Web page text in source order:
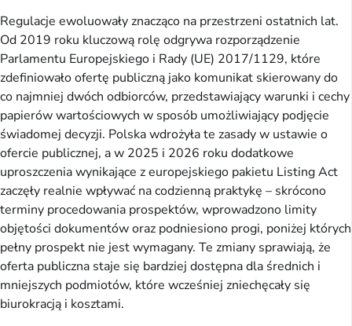
Regulacje ewoluowały znacząco na przestrzeni ostatnich lat.
Od 2019 roku kluczową rolę odgrywa rozporządzenie
Parlamentu Europejskiego i Rady (UE) 2017/1129, które
zdefiniowało ofertę publiczną jako komunikat skierowany do
co najmniej dwóch odbiorców, przedstawiający warunki i cechy
papierów wartościowych w sposób umożliwiający podjęcie
świadomej decyzji. Polska wdrożyła te zasady w ustawie o
ofercie publicznej, a w 2025 i 2026 roku dodatkowe
uproszczenia wynikające z europejskiego pakietu Listing Act
zaczęły realnie wpływać na codzienną praktykę – skrócono
terminy procedowania prospektów, wprowadzono limity
objętości dokumentów oraz podniesiono progi, poniżej których
pełny prospekt nie jest wymagany. Te zmiany sprawiają, że
oferta publiczna staje się bardziej dostępna dla średnich i
mniejszych podmiotów, które wcześniej zniechęcały się
biurokracją i kosztami.